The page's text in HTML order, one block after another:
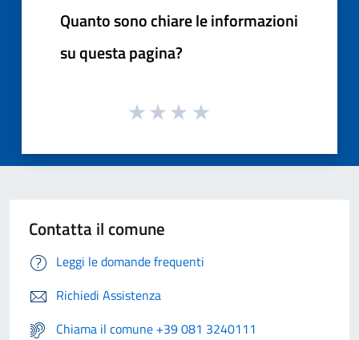
Quanto sono chiare le informazioni
su questa pagina?
Contatta il comune
Leggi le domande frequenti
Richiedi Assistenza
Chiama il comune +39 081 3240111